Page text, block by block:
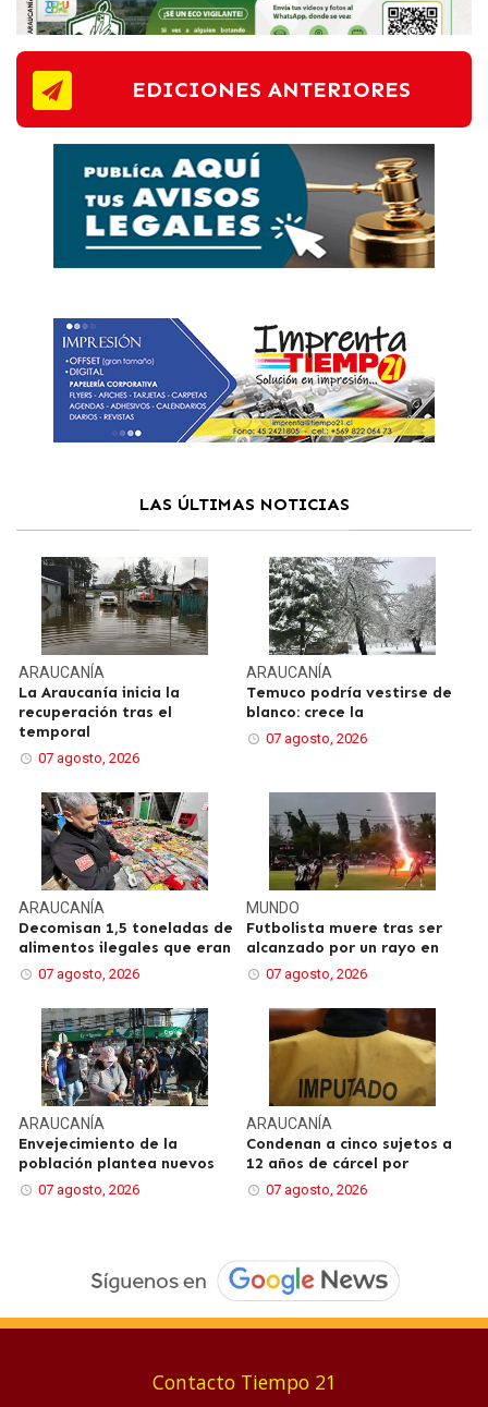
EDICIONES ANTERIORES
LAS ÚLTIMAS NOTICIAS
ARAUCANÍA
La Araucanía inicia la
recuperación tras el
temporal
07 agosto, 2026
ARAUCANÍA
Temuco podría vestirse de
blanco: crece la
07 agosto, 2026
ARAUCANÍA
Decomisan 1,5 toneladas de
alimentos ilegales que eran
07 agosto, 2026
MUNDO
Futbolista muere tras ser
alcanzado por un rayo en
07 agosto, 2026
ARAUCANÍA
Envejecimiento de la
población plantea nuevos
07 agosto, 2026
ARAUCANÍA
Condenan a cinco sujetos a
12 años de cárcel por
07 agosto, 2026
Contacto Tiempo 21